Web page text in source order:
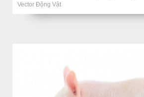
Vector Động Vật